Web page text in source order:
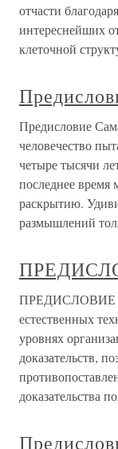
отчасти
интереснейших
клеточной
Предисловие
человечество
четыре тысячи
последнее время
раскрытию.
размышлений
ПРЕДИСЛОВИЕ
естественных
уровнях
доказательств,
доказательства